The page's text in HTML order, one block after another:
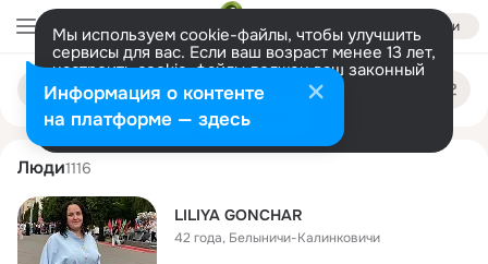
Войти
Мы используем cookie-файлы, чтобы улучшить
сервисы для вас. Если ваш возраст менее 13 лет,
настроить cookie-файлы должен ваш законный
представитель. Больше информации
Разрешить все Настроить
Поиск
людям
liliya gonchar
Люди1116
LILIYA GONCHAR
42 года, Белыничи-Калинковичи
Информация о контенте
на платформе — здесь